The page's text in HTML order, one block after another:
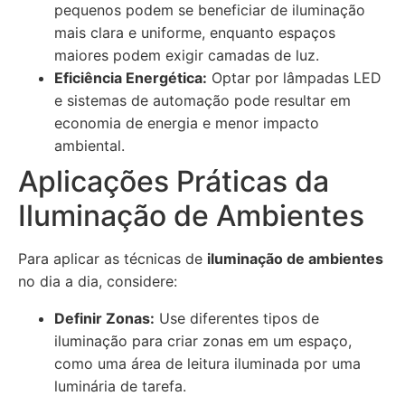
pequenos podem se beneficiar de iluminação
mais clara e uniforme, enquanto espaços
maiores podem exigir camadas de luz.
Eficiência Energética: Optar por lâmpadas LED
e sistemas de automação pode resultar em
economia de energia e menor impacto
ambiental.
Aplicações Práticas da
Iluminação de Ambientes
Para aplicar as técnicas de iluminação de ambientes
no dia a dia, considere:
Definir Zonas: Use diferentes tipos de
iluminação para criar zonas em um espaço,
como uma área de leitura iluminada por uma
luminária de tarefa.